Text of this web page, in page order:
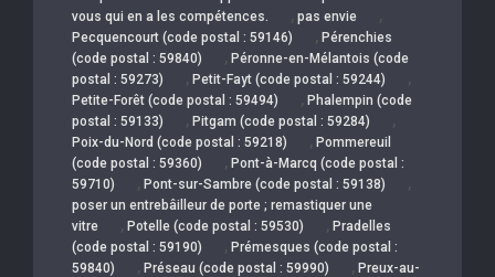
vous qui en a les compétences.
, pas envie ,
Pecquencourt (code postal : 59146) , Pérenchies
(code postal : 59840)
, Péronne-en-Mélantois (code
postal : 59273)
, Petit-Fayt (code postal : 59244) ,
Petite-Forêt (code postal : 59494) , Phalempin (code
postal : 59133)
, Pitgam (code postal : 59284) ,
Poix-du-Nord (code postal : 59218) , Pommereuil
(code postal : 59360)
, Pont-à-Marcq (code postal :
59710)
, Pont-sur-Sambre (code postal : 59138) ,
poser un entrebâilleur de porte ; remastiquer une
vitre
, Potelle (code postal : 59530) , Pradelles
(code postal : 59190)
, Prémesques (code postal :
59840)
, Préseau (code postal : 59990) , Preux-au-